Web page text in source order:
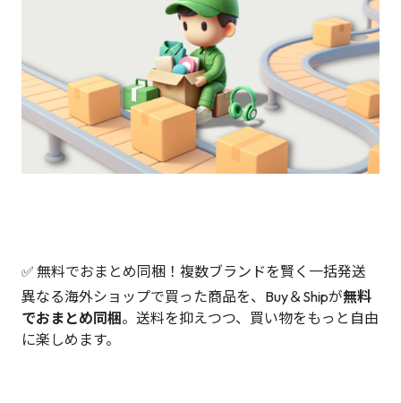
✅ 無料でおまとめ同梱！複数ブランドを賢く一括発送
異なる海外ショップで買った商品を、Buy＆Shipが無料
でおまとめ同梱。送料を抑えつつ、買い物をもっと自由
に楽しめます。